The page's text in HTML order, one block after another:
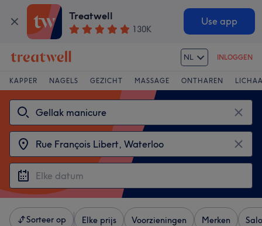
Treatwell
130K
Use app
NL INLOGGEN
KAPPER NAGELS GEZICHT MASSAGE ONTHAREN
Sorteer op Elke prijs Voorzieningen Merken